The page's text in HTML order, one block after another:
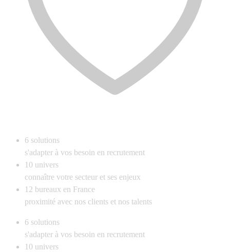
6 solutions
s'adapter à vos besoin en recrutement
10 univers
connaître votre secteur et ses enjeux
12 bureaux en France
proximité avec nos clients et nos talents
6 solutions
s'adapter à vos besoin en recrutement
10 univers